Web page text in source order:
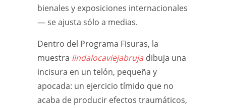
bienales y exposiciones internacionales
— se ajusta sólo a medias.
Dentro del Programa Fisuras, la
muestra lindalocaviejabruja dibuja una
incisura en un telón, pequeña y
apocada: un ejercicio tímido que no
acaba de producir efectos traumáticos,